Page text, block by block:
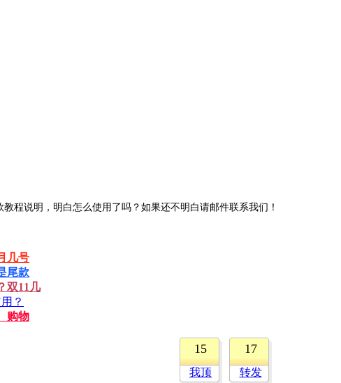
程说明，明白怎么使用了吗？如果还不明白请邮件联系我们！
几号
尾款
双11几
？
购物
15
我顶
17
转发